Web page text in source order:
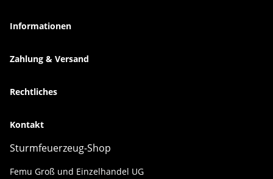
Informationen
Zahlung & Versand
Rechtliches
Kontakt
Sturmfeuerzeug-Shop
Femu Groß und Einzelhandel UG